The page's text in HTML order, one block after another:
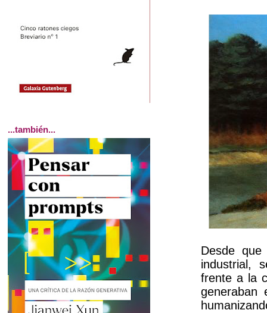
Desde
industrial,
frente a la
generaban
...también...